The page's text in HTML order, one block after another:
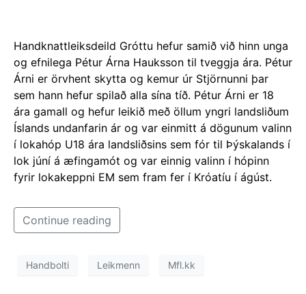
Handknattleiksdeild Gróttu hefur samið við hinn unga
og efnilega Pétur Árna Hauksson til tveggja ára. Pétur
Árni er örvhent skytta og kemur úr Stjörnunni þar
sem hann hefur spilað alla sína tíð. Pétur Árni er 18
ára gamall og hefur leikið með öllum yngri landsliðum
Íslands undanfarin ár og var einmitt á dögunum valinn
í lokahóp U18 ára landsliðsins sem fór til Þýskalands í
lok júní á æfingamót og var einnig valinn í hópinn
fyrir lokakeppni EM sem fram fer í Króatíu í ágúst.
Continue reading
Handbolti Leikmenn Mfl.kk